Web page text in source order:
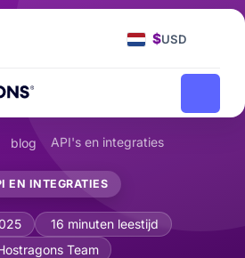
$USD
blog API's en integraties
EN INTEGRATIES
en Beveiligen voor
16 minuten leestijd
Team